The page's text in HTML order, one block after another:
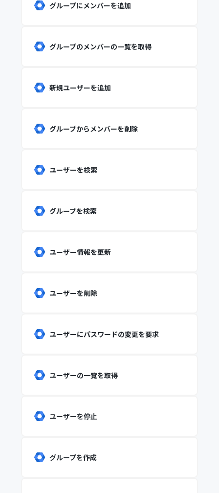
グループにメンバーを追加
グループのメンバーの一覧を取得
新規ユーザーを追加
グループからメンバーを削除
ユーザーを検索
グループを検索
ユーザー情報を更新
ユーザーを削除
ユーザーにパスワードの変更を要求
ユーザーの一覧を取得
ユーザーを停止
グループを作成